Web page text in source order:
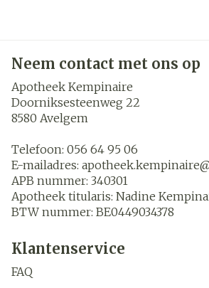
Neem contact met ons op
Apotheek Kempinaire
Doorniksesteenweg 22
8580 Avelgem
Telefoon: 056 64 95 06
E-mailadres:
APB nummer: 340301
Apotheek titularis: Nadine
BTW nummer: BE0449034378
Klantenservice
FAQ